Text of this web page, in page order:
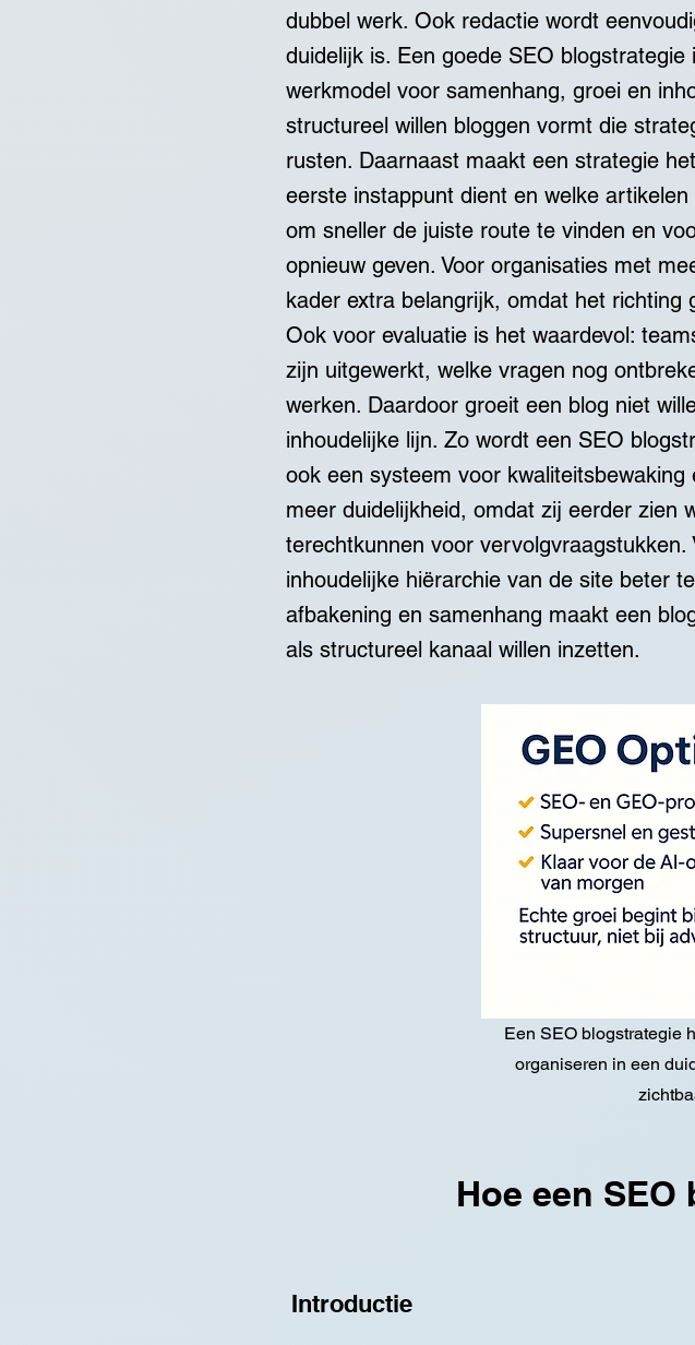
dubbel werk. Ook redactie wordt
duidelijk is. Een goede SEO
werkmodel voor samenhang, groei en
structureel willen bloggen vormt die
rusten. Daarnaast maakt een strategie
eerste instappunt dient en welke
om sneller de juiste route te vinden en
opnieuw geven. Voor organisaties met
kader extra belangrijk, omdat het
Ook voor evaluatie is het waardevol:
zijn uitgewerkt, welke vragen nog
werken. Daardoor groeit een blog niet
inhoudelijke lijn. Zo wordt een SEO
ook een systeem voor
meer duidelijkheid, omdat zij eerder zien
terechtkunnen voor
inhoudelijke hiërarchie van de site beter
afbakening en samenhang maakt een
als structureel kanaal willen inzetten.
Een SEO blogstrategie
organiseren in een
Hoe een
Introductie